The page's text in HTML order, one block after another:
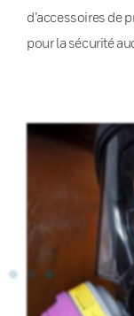
d’accessoires de
pour la sécurité